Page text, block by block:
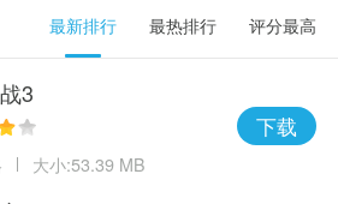
最新排行 最热排行 评分最高
3
大小:53.39 MB
下载